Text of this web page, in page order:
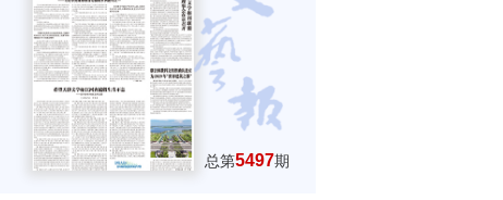
总第5497期